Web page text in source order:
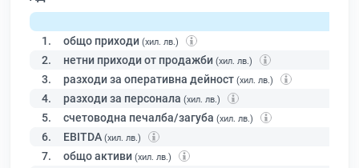
1. общо приходи (хил. лв.)
2. нетни приходи от продажби (хил. лв.)
3. разходи за оперативна дейност (хил. лв.)
4. разходи за персонала (хил. лв.)
5. счетоводна печалба/загуба (хил. лв.)
6. EBITDA (хил. лв.)
7. общо активи (хил. лв.)